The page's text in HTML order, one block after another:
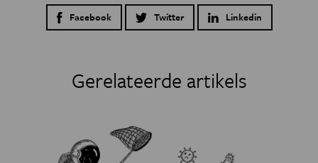
Facebook Twitter Linkedin
Gerelateerde artikels